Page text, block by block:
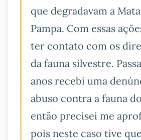
que degradavam a
Pampa. Com essas
ter contato com os
da fauna silvestre.
anos recebi uma
abuso contra a fauna
então precisei me
pois neste caso tive